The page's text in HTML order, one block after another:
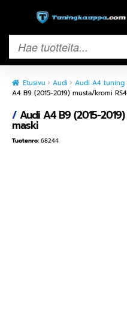
Etusivu Audi Audi A4 tuning
A4 B9 (2015-2019) musta/kromi
/Audi A4 B9 (2015-
maski
Tuotenro: 68244